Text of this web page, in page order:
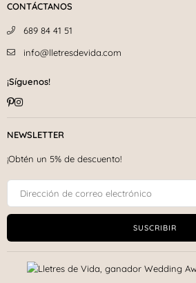
CONTÁCTANOS
689 84 41 51
info@lletresdevida.com
¡Síguenos!
Pinterest
Instagram
NEWSLETTER
¡Obtén un 5% de descuento!
SUSCRIBIR